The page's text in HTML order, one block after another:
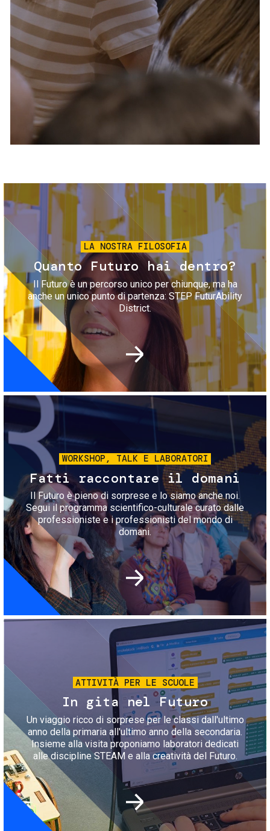
Servizi e accessibilità
Contatti
FAQ
Biglietti
Immagine
LA NOSTRA FILOSOFIA
Quanto Futuro hai dentro?
Il Futuro è un percorso unico per chiunque, ma ha
anche un unico punto di partenza: STEP FuturAbility
District.
Immagine
WORKSHOP, TALK E LABORATORI
Fatti raccontare il domani
Il Futuro è pieno di sorprese e lo siamo anche noi.
Segui il programma scientifico-culturale curato dalle
professioniste e i professionisti del mondo di
domani.
Immagine
ATTIVITÀ PER LE SCUOLE
In gita nel Futuro
Un viaggio ricco di sorprese per le classi dall'ultimo
anno della primaria all'ultimo anno della secondaria.
Insieme alla visita proponiamo laboratori dedicati
alle discipline STEAM e alla creatività del Futuro.